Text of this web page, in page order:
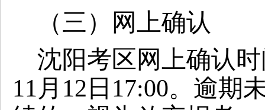
（三）网上确认
沈阳考区网上确认
11 月 12 日 17:00。逾期